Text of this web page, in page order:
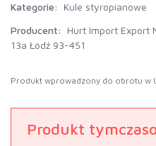
Kategorie:
Kule styropianowe
Producent:
Hurt Import Export
13a Łódź 93-451
Produkt wprowadzony do obrotu w
Produkt